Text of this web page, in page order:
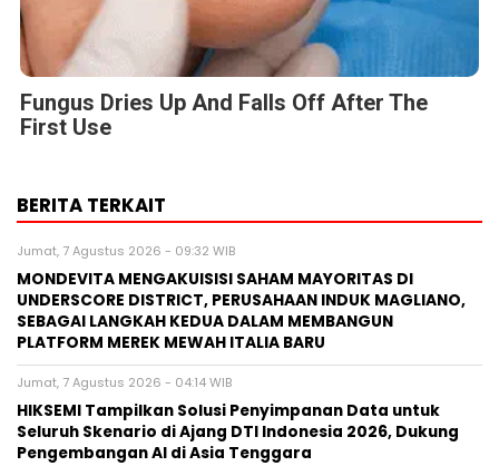
Fungus Dries Up And Falls Off After The
First Use
BERITA TERKAIT
Jumat, 7 Agustus 2026 - 09:32 WIB
MONDEVITA MENGAKUISISI SAHAM MAYORITAS DI
UNDERSCORE DISTRICT, PERUSAHAAN INDUK MAGLIANO,
SEBAGAI LANGKAH KEDUA DALAM MEMBANGUN
PLATFORM MEREK MEWAH ITALIA BARU
Jumat, 7 Agustus 2026 - 04:14 WIB
HIKSEMI Tampilkan Solusi Penyimpanan Data untuk
Seluruh Skenario di Ajang DTI Indonesia 2026, Dukung
Pengembangan AI di Asia Tenggara